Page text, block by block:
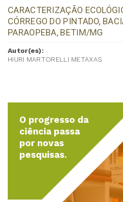
CARACTERIZAÇÃO
CÓRREGO DO PINTADO,
PARAOPEBA, BETIM/MG
Autor(es):
HIURI MARTORELLI METAXAS
O progresso da
ciência passa
por novas
pesquisas.